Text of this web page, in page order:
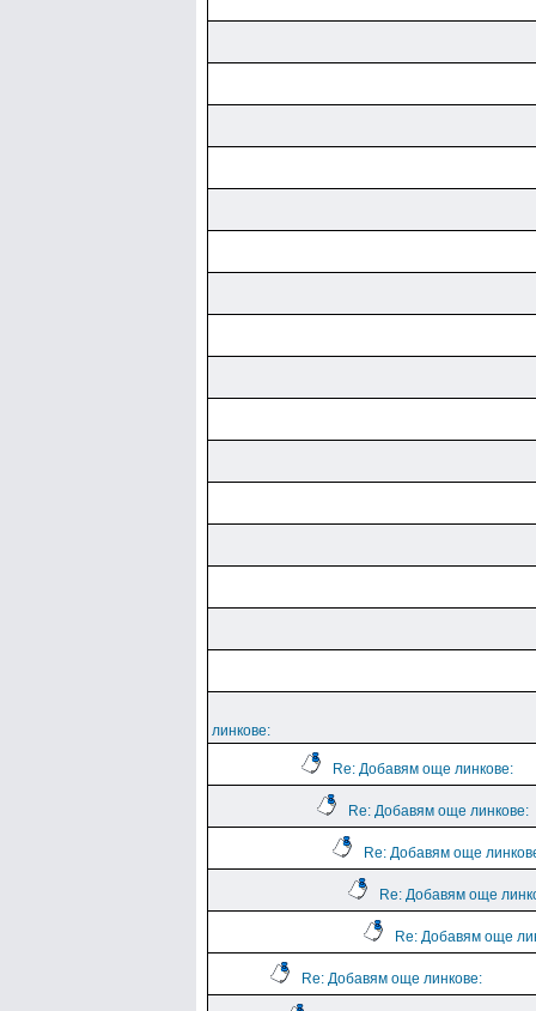
линкове:
Re: Добавям още линкове:
Re: Добавям още линкове:
Re: Добавям още
Re: Добавям още
Re: Добавям още
Re: Добавям още линкове: